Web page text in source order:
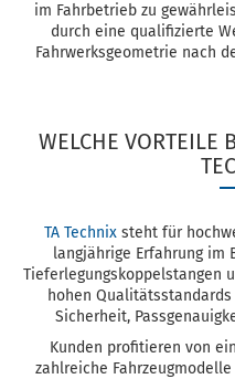
im Fahrbetrieb zu
durch eine qualifizierte
Fahrwerksgeometrie nach
WELCHE VORTEILE
TA Technix steht für
langjährige Erfahrung im
Tieferlegungskoppelstangen
hohen
Sicherheit,
Kunden profitieren von
zahlreiche